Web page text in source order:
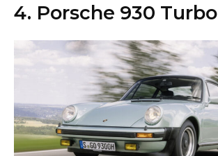
4. Porsche 930 Turbo